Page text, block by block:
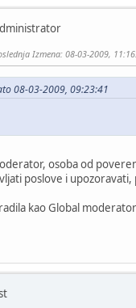
Izmena: 08-03-2009,
08-03-2009, 09:23:41
osoba od
poslove i
kao Global